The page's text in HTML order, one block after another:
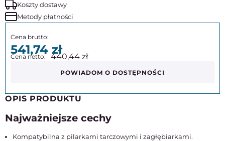
Koszty dostawy
Metody płatności
541,74 440,44
POWIADOM O DOSTĘPNOŚCI
OPIS PRODUKTU
Najważniejsze cechy
Kompatybilna z pilarkami tarczowymi i zagłębiarkami.